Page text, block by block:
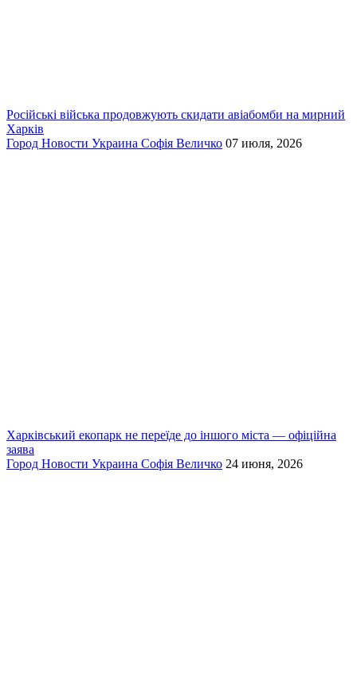
Російські війська продовжують скидати авіабомби на мирний
Харків
Город Новости Украина Софія Величко 07 июля, 2026
Харківський екопарк не переїде до іншого міста — офіційна
заява
Город Новости Украина Софія Величко 24 июня, 2026